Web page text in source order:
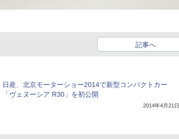
記事へ
日産、北京モーターショー2014で新型コンパクトカー
「ヴェヌーシア R30」を初公開
2014年4月21日